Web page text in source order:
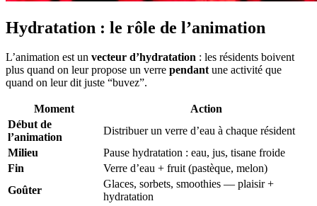
Hydratation : le rôle de l’animation
L’animation est un vecteur d’hydratation : les résidents boivent
plus quand on leur propose un verre pendantune activité que
quand on leur dit juste “buvez”.
Moment
Action
Début de
l’animation
Distribuer un verre d’eau à chaque résident
Milieu
Pause hydratation : eau, jus, tisane froide
Fin
Verre d’eau + fruit (pastèque, melon)
Goûter
Glaces, sorbets, smoothies — plaisir +
hydratation